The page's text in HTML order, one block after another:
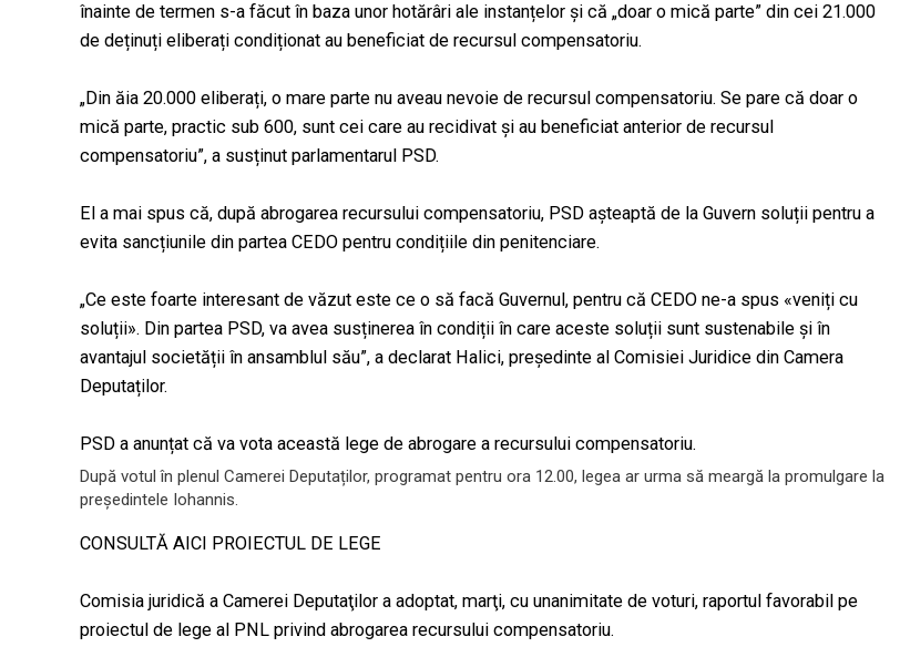
înainte de termen s-a făcut în baza unor hotărâri ale instanțelor și că „doar o mică parte” din cei 21.000
de deținuți eliberați condiționat au beneficiat de recursul compensatoriu.
„Din ăia 20.000 eliberați, o mare parte nu aveau nevoie de recursul compensatoriu. Se pare că doar o
mică parte, practic sub 600, sunt cei care au recidivat și au beneficiat anterior de recursul
compensatoriu”, a susținut parlamentarul PSD.
El a mai spus că, după abrogarea recursului compensatoriu, PSD așteaptă de la Guvern soluții pentru a
evita sancțiunile din partea CEDO pentru condițiile din penitenciare.
„Ce este foarte interesant de văzut este ce o să facă Guvernul, pentru că CEDO ne-a spus «veniți cu
soluții». Din partea PSD, va avea susținerea în condiții în care aceste soluții sunt sustenabile și în
avantajul societății în ansamblul său”, a declarat Halici, președinte al Comisiei Juridice din Camera
Deputaților.
PSD a anunțat că va vota această lege de abrogare a recursului compensatoriu.
După votul în plenul Camerei Deputaților, programat pentru ora 12.00, legea ar urma să meargă la promulgare la
președintele Iohannis.
CONSULTĂ AICI PROIECTUL DE LEGE
Comisia juridică a Camerei Deputaţilor a adoptat, marţi, cu unanimitate de voturi, raportul favorabil pe
proiectul de lege al PNL privind abrogarea recursului compensatoriu.